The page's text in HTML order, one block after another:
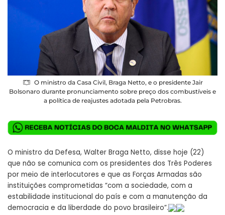
O ministro da Casa Civil, Braga Netto, e o presidente Jair
Bolsonaro durante pronunciamento sobre preço dos combustíveis e
a política de reajustes adotada pela Petrobras.
O ministro da Defesa, Walter Braga Netto, disse hoje (22)
que não se comunica com os presidentes dos Três Poderes
por meio de interlocutores e que as Forças Armadas são
instituições comprometidas “com a sociedade, com a
estabilidade institucional do país e com a manutenção da
democracia e da liberdade do povo brasileiro”.